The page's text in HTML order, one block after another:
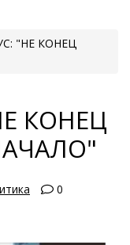
"НЕ КОНЕЦ
КОНЕЦ
0